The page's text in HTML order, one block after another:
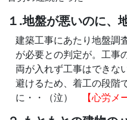
１.地盤が悪いのに、
建築工事にあたり地盤調
が必要との判定が。工事
両が入れず工事はできな
避けるため、着工の段階
に・・（泣）
【心労